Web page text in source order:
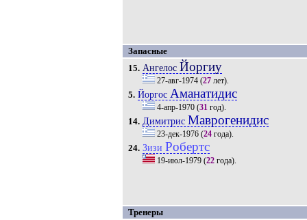
Запасные
15. Ангелос Йоргиу
27-авг-1974(27лет).
5. Йоргос Аманатидис
4-апр-1970(31год).
14. Димитрис Маврогенидис
23-дек-1976(24года).
24. Зизи Робертс
19-июл-1979(22года).
Тренеры